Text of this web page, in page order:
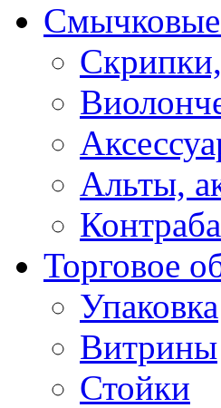
Альты,
Торговое
Упаковка
Витрины
Стойки